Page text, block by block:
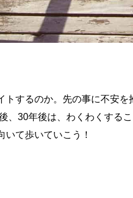
するのか。先の事に不安
、30年後は、わくわくする
て歩いていこう！